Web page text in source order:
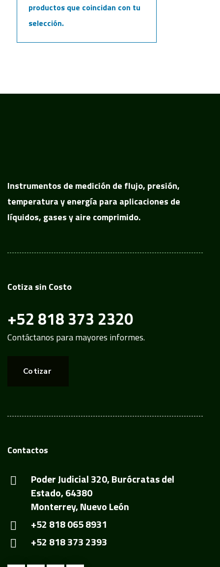
productos que coincidan con tu
selección.
Instrumentos de medición de flujo, presión,
temperatura y energía para aplicaciones de
líquidos, gases y aire comprimido.
Cotiza sin Costo
+52 818 373 2320
Contáctanos para mayores informes.
Cotizar
Contactos
Poder Judicial 320, Burócratas del
Estado, 64380
Monterrey, Nuevo León
+52 818 065 8931
+52 818 373 2393